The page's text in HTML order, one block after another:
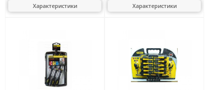
Характеристики Характеристики